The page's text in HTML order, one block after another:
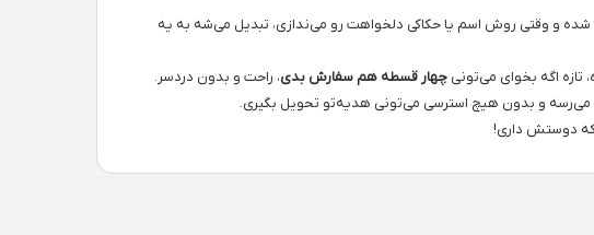
و وقتی روش اسم یا حکاکی دلخواهت رو می‌ندازی، تبدیل می‌شه به یه
اگه بخوای می‌تونی چهار قسطه هم سفارش بدی، راحت و بدون دردسر.
و بدون هیچ استرسی می‌تونی هدیه‌تو تحویل بگیری.
دوستش داری!